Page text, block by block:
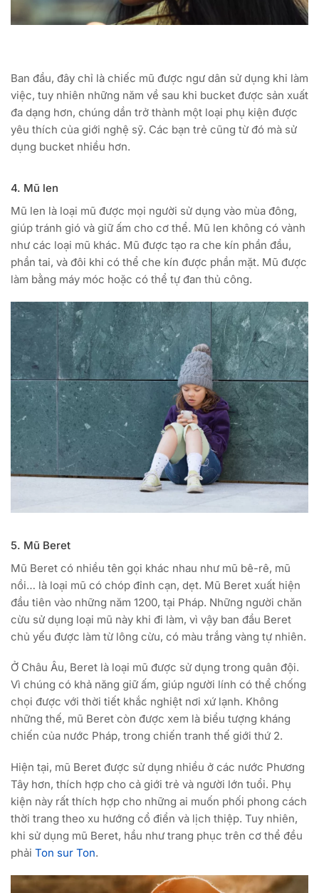
Ban đầu, đây chỉ là chiếc mũ được ngư dân sử dụng khi làm
việc, tuy nhiên những năm về sau khi bucket được sản xuất
đa dạng hơn, chúng dần trở thành một loại phụ kiện được
yêu thích của giới nghệ sỹ. Các bạn trẻ cũng từ đó mà sử
dụng bucket nhiều hơn.
4. Mũ len
Mũ len là loại mũ được mọi người sử dụng vào mùa đông,
giúp tránh gió và giữ ấm cho cơ thể. Mũ len không có vành
như các loại mũ khác. Mũ được tạo ra che kín phần đầu,
phần tai, và đôi khi có thể che kín được phần mặt. Mũ được
làm bằng máy móc hoặc có thể tự đan thủ công.
5. Mũ Beret
Mũ Beret có nhiều tên gọi khác nhau như mũ bê-rê, mũ
nồi… là loại mũ có chóp đỉnh cạn, dẹt. Mũ Beret xuất hiện
đầu tiên vào những năm 1200, tại Pháp. Những người chăn
cừu sử dụng loại mũ này khi đi làm, vì vậy ban đầu Beret
chủ yếu được làm từ lông cừu, có màu trắng vàng tự nhiên.
Ở Châu Âu, Beret là loại mũ được sử dụng trong quân đội.
Vì chúng có khả năng giữ ấm, giúp người lính có thể chống
chọi được với thời tiết khắc nghiệt nơi xứ lạnh. Không
những thế, mũ Beret còn được xem là biểu tượng kháng
chiến của nước Pháp, trong chiến tranh thế giới thứ 2.
Hiện tại, mũ Beret được sử dụng nhiều ở các nước Phương
Tây hơn, thích hợp cho cả giới trẻ và người lớn tuổi. Phụ
kiện này rất thích hợp cho những ai muốn phối phong cách
thời trang theo xu hướng cổ điển và lịch thiệp. Tuy nhiên,
khi sử dụng mũ Beret, hầu như trang phục trên cơ thể đều
phải Ton sur Ton.